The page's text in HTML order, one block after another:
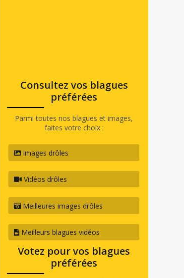
Consultez vos blagues
préférées
Parmi toutes nos blagues et images,
faites votre choix :
Images drôles
Vidéos drôles
Meilleures images drôles
Meilleurs blagues vidéos
Votez pour vos blagues
préférées